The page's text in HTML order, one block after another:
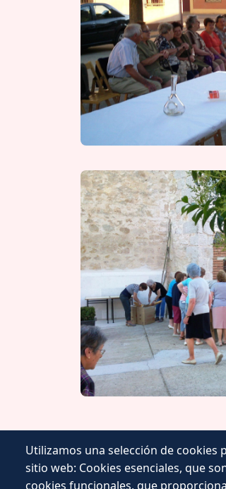
Utilizamos una selección de cookies
sitio web: Cookies esenciales, que
cookies funcionales, que
Ayuntamiento de